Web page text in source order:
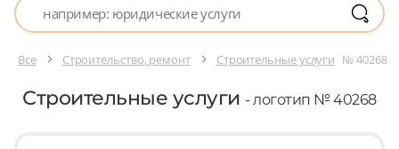
Все Строительство, ремонт Строительные услуги № 40268
Строительные услуги - логотип № 40268